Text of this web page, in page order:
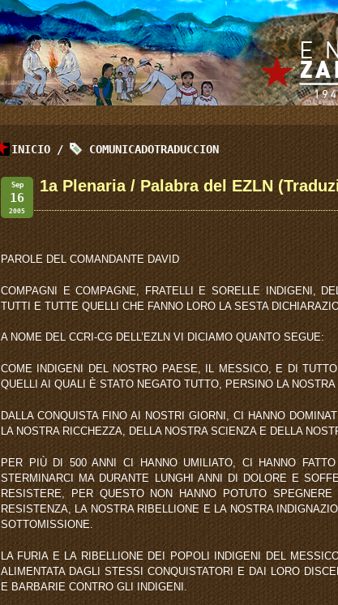
INICIO / COMUNICADOTRADUCCION
Sep
16
2005
1a Plenaria / Palabra del EZLN
PAROLE DEL COMANDANTE DAVID
COMPAGNI E COMPAGNE, FRATELLI E SORELLE INDIGENI,
TUTTI E TUTTE QUELLI CHE FANNO LORO LA SESTA
A NOME DEL CCRI-CG DELL’EZLN VI DICIAMO QUANTO SEGUE:
COME INDIGENI DEL NOSTRO PAESE, IL MESSICO, E DI
QUELLI AI QUALI È STATO NEGATO TUTTO, PERSINO LA
DALLA CONQUISTA FINO AI NOSTRI GIORNI, CI HANNO
LA NOSTRA RICCHEZZA, DELLA NOSTRA SCIENZA E DELLA
PER PIÙ DI 500 ANNI CI HANNO UMILIATO, CI HANNO
STERMINARCI MA DURANTE LUNGHI ANNI DI DOLORE E
RESISTERE, PER QUESTO NON HANNO POTUTO
RESISTENZA, LA NOSTRA RIBELLIONE E LA NOSTRA
SOTTOMISSIONE.
LA FURIA E LA RIBELLIONE DEI POPOLI INDIGENI DEL
ALIMENTATA DAGLI STESSI CONQUISTATORI E DAI LORO
E BARBARIE CONTRO GLI INDIGENI.